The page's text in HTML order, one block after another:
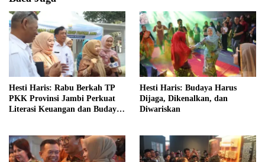
Hesti Haris: Rabu Berkah TP
PKK Provinsi Jambi Perkuat
Literasi Keuangan dan Budaya
Hesti Haris: Budaya Harus
Dijaga, Dikenalkan, dan
Diwariskan